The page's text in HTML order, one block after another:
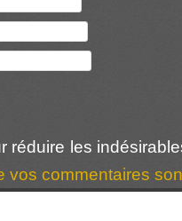
réduire les
vos commentaires